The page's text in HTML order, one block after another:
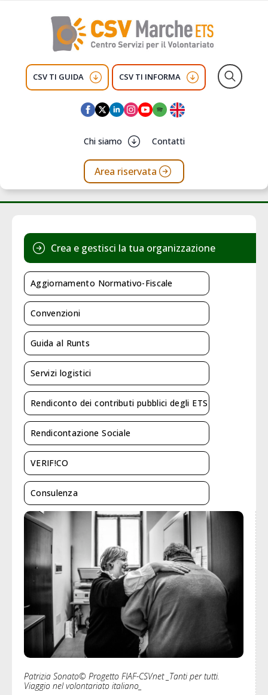
CSV TI GUIDA CSV TI INFORMA
Chi siamo Contatti
Area riservata
Patrizia Sonato© Progetto FIAF-CSVnet _Tanti per tutti.
Viaggio nel volontariato italiano_
Crea e gestisci la tua organizzazione
Aggiornamento Normativo-Fiscale
Convenzioni
Guida al Runts
Servizi logistici
Rendiconto dei contributi pubblici degli ETS
Rendicontazione Sociale
VERIF!CO
Consulenza